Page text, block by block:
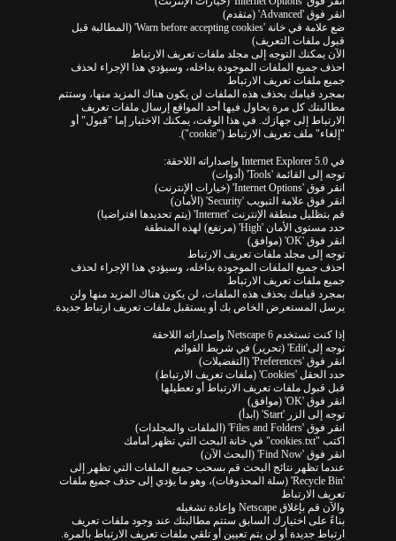
انقر فوق 'Advanced' (متقدم)
ضع علامة في خانة 'Warn before accepting cookies' (المطالبة قبل
قبول ملفات التعريف)
الآن يمكنك التوجه إلى مجلد ملفات تعريف الارتباط
احذف جميع الملفات الموجودة بداخله، وسيؤدي هذا الإجراء لحذف
جميع ملفات تعريف الارتباط
بمجرد قيامك بحذف هذه الملفات لن يكون هناك المزيد منها، وستتم
مطالبتك كل مرة يحاول فيها أحد المواقع إرسال ملفات تعريف
الارتباط إلى جهازك. في هذا الوقت، يمكنك الاختيار إما "قبول" أو
"إلغاء" ملف تعريف الارتباط ("cookie").
في Internet Explorer 5.0 وإصداراته اللاحقة:
توجه إلى القائمة 'Tools' (أدوات)
انقر فوق 'Internet Options' (خيارات الإنترنت)
انقر فوق علامة التبويب 'Security' (الأمان)
قم بتظليل منطقة الإنترنت 'Internet' (يتم تحديدها افتراضيا)
حدد مستوى الأمان 'High' (مرتفع) لهذه المنطقة
انقر فوق 'OK' (موافق)
توجه إلى مجلد ملفات تعريف الارتباط
احذف جميع الملفات الموجودة بداخله، وسيؤدي هذا الإجراء لحذف
جميع ملفات تعريف الارتباط
بمجرد قيامك بحذف هذه الملفات، لن يكون هناك المزيد منها ولن
يرسل المستعرض الخاص بك أو يستقبل ملفات تعريف ارتباط جديدة.
إذا كنت تستخدم Netscape 6 وإصداراته اللاحقة
توجه إلى'Edit' (تحرير) في شريط القوائم
انقر فوق 'Preferences' (التفضيلات)
حدد الحقل 'Cookies' (ملفات تعريف الارتباط)
قبل قبول ملفات تعريف الارتباط أو تعطيلها
انقر فوق 'OK' (موافق)
توجه إلى الزر 'Start' (ابدأ)
انقر فوق 'Files and Folders' (الملفات والمجلدات)
اكتب "cookies.txt" في خانة البحث التي تظهر أمامك
انقر فوق 'Find Now' (البحث الآن)
عندما تظهر نتائج البحث قم بسحب جميع الملفات التي تظهر إلى
'Recycle Bin' (سلة المحذوفات)، وهو ما يؤدي إلى حذف جميع ملفات
تعريف الارتباط
والآن قم بإغلاق Netscape وإعادة تشغيله
بناءً على اختيارك السابق ستتم مطالبتك عند وجود ملفات تعريف
ارتباط جديدة أو لن يتم تعيين أو تلقي ملفات تعريف الارتباط بالمرة.